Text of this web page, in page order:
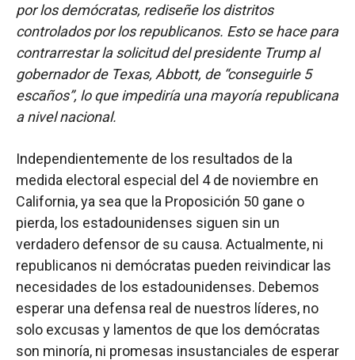
por los demócratas, rediseñe los distritos
controlados por los republicanos. Esto se hace para
contrarrestar la solicitud del presidente Trump al
gobernador de Texas, Abbott, de “conseguirle 5
escaños”, lo que impediría una mayoría republicana
a nivel nacional.
Independientemente de los resultados de la
medida electoral especial del 4 de noviembre en
California, ya sea que la Proposición 50 gane o
pierda, los estadounidenses siguen sin un
verdadero defensor de su causa. Actualmente, ni
republicanos ni demócratas pueden reivindicar las
necesidades de los estadounidenses. Debemos
esperar una defensa real de nuestros líderes, no
solo excusas y lamentos de que los demócratas
son minoría, ni promesas insustanciales de esperar